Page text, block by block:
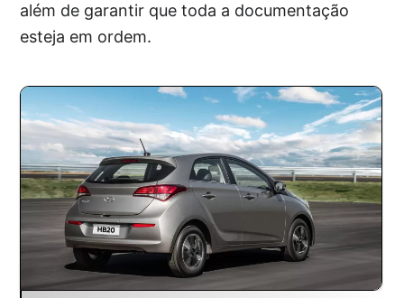
além de garantir que toda a documentação
esteja em ordem.